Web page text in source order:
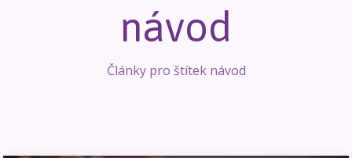
návod
Články pro štítek návod